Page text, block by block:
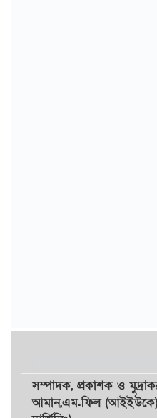
সম্পাদক, প্রকাশকও
আমান,এম.ফিল